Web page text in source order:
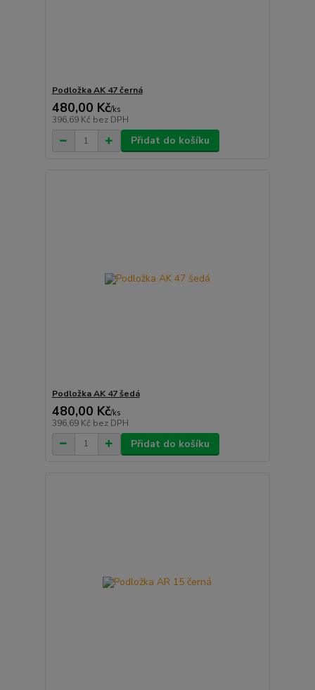
Podložka AK 47 černá
480,00 Kč/ks
396,69 Kč bez DPH
Přidat do košíku
Podložka AK 47 šedá
480,00 Kč/ks
396,69 Kč bez DPH
Přidat do košíku